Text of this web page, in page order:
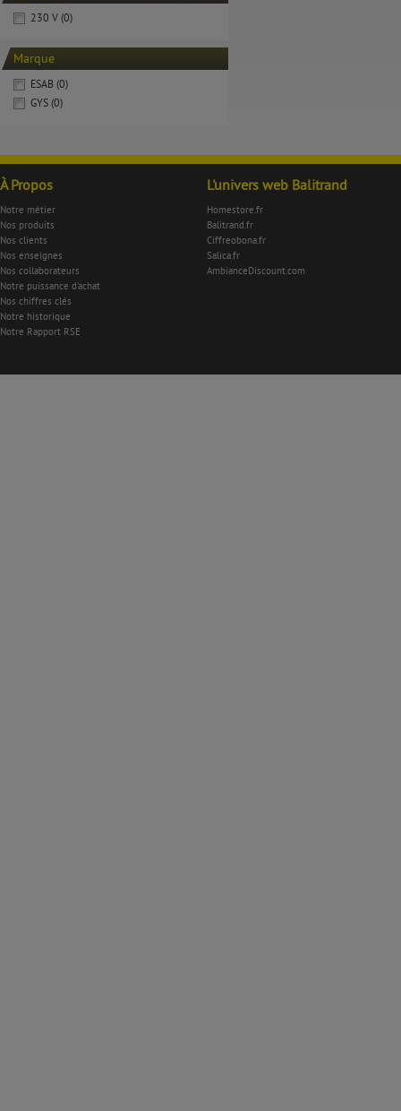
230 V (0)
Marque
ESAB (0)
GYS (0)
À Propos
Notre métier
Nos produits
Nos clients
Nos enseignes
Nos collaborateurs
Notre puissance d'achat
Nos chiffres clés
Notre historique
Notre Rapport RSE
L'univers web Balitrand
Homestore.fr
Balitrand.fr
Ciffreobona.fr
Salica.fr
AmbianceDiscount.com